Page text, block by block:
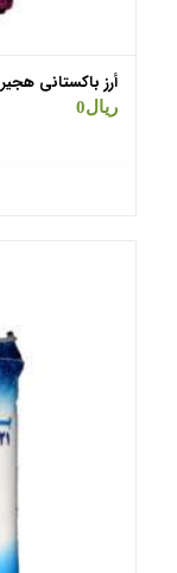
أرز باكستاني هجیر
ریال0